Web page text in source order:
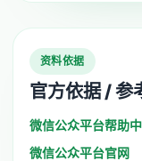
资料依据
官方依据 / 参
微信公众平台帮助
微信公众平台官网